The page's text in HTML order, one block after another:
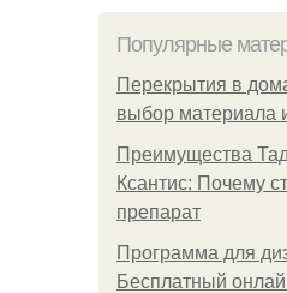
Популярные
Перекрытия в
выбор материала
Преимущества
Ксантис: Почему
препарат
Программа для
Бесплатный